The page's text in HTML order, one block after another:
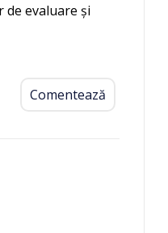
evaluare și
Comentează